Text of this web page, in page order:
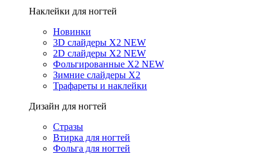
Наклейки для ногтей
Новинки
3D слайдеры X2 NEW
2D слайдеры X2 NEW
Фольгированные X2 NEW
Зимние слайдеры Х2
Трафареты и наклейки
Дизайн для ногтей
Стразы
Втирка для ногтей
Фольга для ногтей